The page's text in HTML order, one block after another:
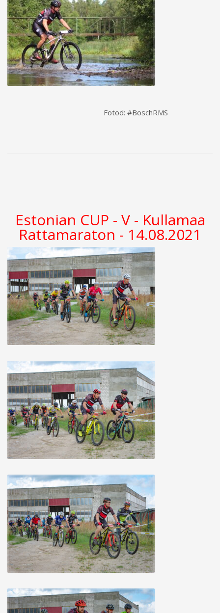
Fotod: #BoschRMS
Estonian CUP - V - Kullamaa
Rattamaraton - 14.08.2021